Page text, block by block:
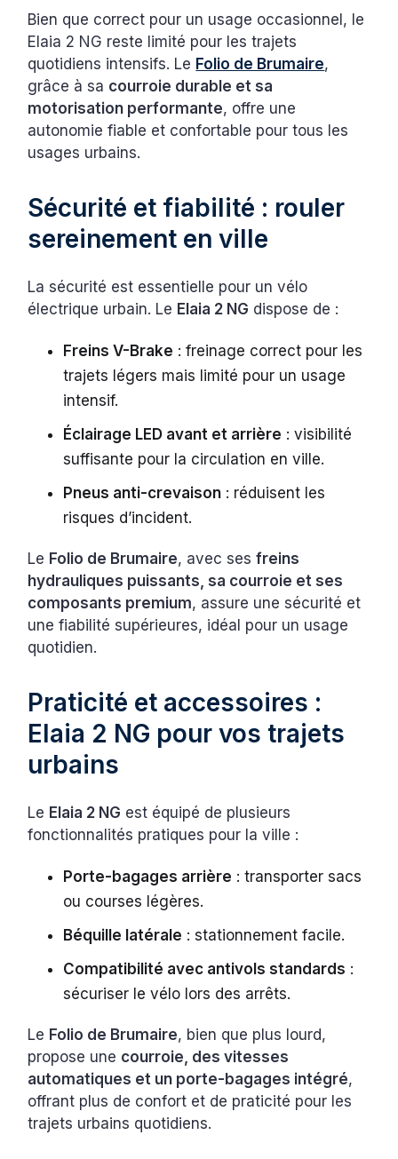
Bien que correct pour un usage occasionnel, le
Elaia 2 NG reste limité pour les trajets
quotidiens intensifs. Le Folio de Brumaire,
grâce à sa courroie durable et sa
motorisation performante, offre une
autonomie fiable et confortable pour tous les
usages urbains.
Sécurité et fiabilité : rouler
sereinement en ville
La sécurité est essentielle pour un vélo
électrique urbain. Le Elaia 2 NG dispose de :
Freins V-Brake : freinage correct pour les
trajets légers mais limité pour un usage
intensif.
Éclairage LED avant et arrière : visibilité
suffisante pour la circulation en ville.
Pneus anti-crevaison : réduisent les
risques d’incident.
Le Folio de Brumaire, avec sesfreins
hydrauliques puissants, sa courroie et ses
composants premium, assure une sécurité et
une fiabilité supérieures, idéal pour un usage
quotidien.
Praticité et accessoires :
Elaia 2 NG pour vos trajets
urbains
Le Elaia 2 NG est équipé de plusieurs
fonctionnalités pratiques pour la ville :
Porte-bagages arrière : transporter sacs
ou courses légères.
Béquille latérale : stationnement facile.
Compatibilité avec antivols standards :
sécuriser le vélo lors des arrêts.
Le Folio de Brumaire, bien que plus lourd,
propose une courroie, des vitesses
automatiques et un porte-bagages intégré,
offrant plus de confort et de praticité pour les
trajets urbains quotidiens.